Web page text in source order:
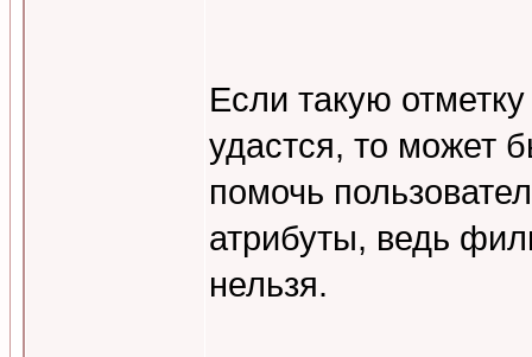
Если такую
удастся, то может
помочь
атрибуты, ведь
нельзя.